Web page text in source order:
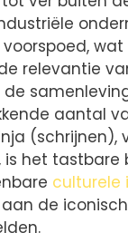
wat
relevantie
aantal
(schrijnen),
is het tastbare
culturele
de